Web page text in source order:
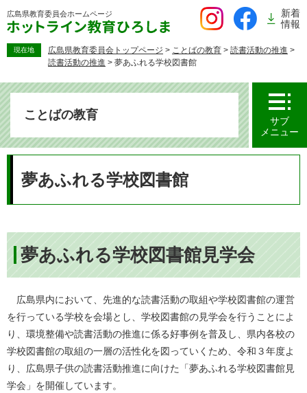
ー
広島県教育委員会ホームページ
新着
情報
現在地 広島県教育委員会トップページ > ことばの教育 > 読書活動の推進 >
読書活動の推進 > 夢あふれる学校図書館
ことばの教育
サブ
メニュー
夢あふれる学校図書館
夢あふれる学校図書館見学会
広島県内において、先進的な読書活動の取組や学校図書館の運営
を行っている学校を会場とし、学校図書館の見学会を行うことによ
り、環境整備や読書活動の推進に係る好事例を普及し、県内各校の
学校図書館の取組の一層の活性化を図っていくため、令和３年度よ
り、広島県子供の読書活動推進に向けた「夢あふれる学校図書館見
学会」を開催しています。